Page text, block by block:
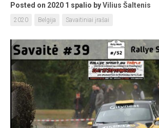
Posted on 2020 1 spalio byVilius Šaltenis
2020 Belgija Savaitiniai įrašai